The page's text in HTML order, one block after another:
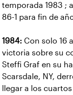
temporada 1983 ;
86-1 para fin de
1984: Con solo 16
victoria sobre su
Steffi Graf en su
Scarsdale, NY,
llegar a los